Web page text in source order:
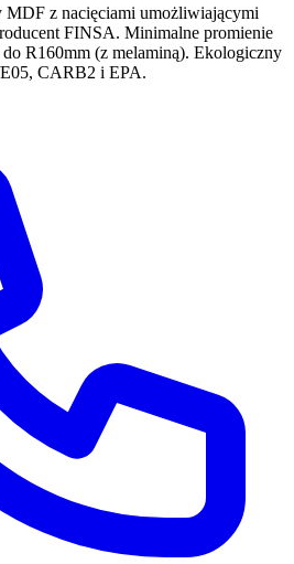
z nacięciami umożliwiającymi
FINSA. Minimalne promienie
R160mm (z melaminą). Ekologiczny
E05, CARB2 i EPA.